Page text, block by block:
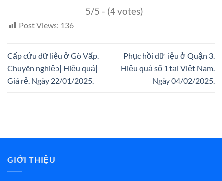
5/5 - (4 votes)
Post Views: 136
Cấp cứu dữ liệu ở Gò Vấp.
Chuyên nghiệp| Hiệu quả|
Giá rẻ. Ngày 22/01/2025.
Phục hồi dữ liệu ở Quận 3.
Hiệu quả số 1 tại Việt Nam.
Ngày 04/02/2025.
GIỚI THIỆU